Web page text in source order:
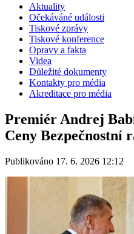
Aktuality
Očekáváné události
Tiskové zprávy
Tiskové konference
Opravy a fakta
Videa
Důležité dokumenty
Kontakty pro média
Akreditace pro média
Premiér Andrej
Ceny Bezpečnostní
Publikováno 17. 6. 2026 12:12